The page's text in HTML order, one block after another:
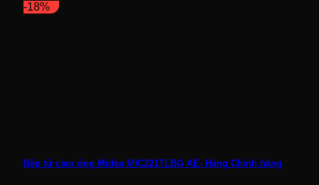
-18%
Bếp từ cảm ứng Midea MIC221TLBG AE- Hàng Chính hãng